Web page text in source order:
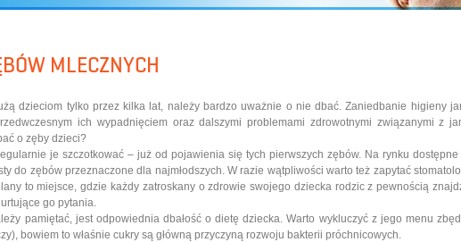
MLECZNYCH
dzieciom tylko przez kilka lat, należy bardzo uważnie o nie dbać. Zaniedbanie higieny
ich wypadnięciem oraz dalszymi problemami zdrowotnymi związanymi z
o zęby dzieci?
je szczotkować – już od pojawienia się tych pierwszych zębów. Na rynku dostępne
do zębów przeznaczone dla najmłodszych. W razie wątpliwości warto też zapytać
to miejsce, gdzie każdy zatroskany o zdrowie swojego dziecka rodzic z pewnością
go pytania.
pamiętać, jest odpowiednia dbałość o dietę dziecka. Warto wykluczyć z jego menu
bowiem to właśnie cukry są główną przyczyną rozwoju bakterii próchnicowych.